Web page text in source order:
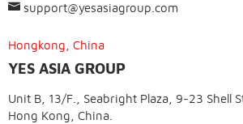
support@yesasiagroup.com
Hongkong, China
YES ASIA GROUP
Unit B, 13/F., Seabright Plaza, 9-23 Shell
Hong Kong, China.